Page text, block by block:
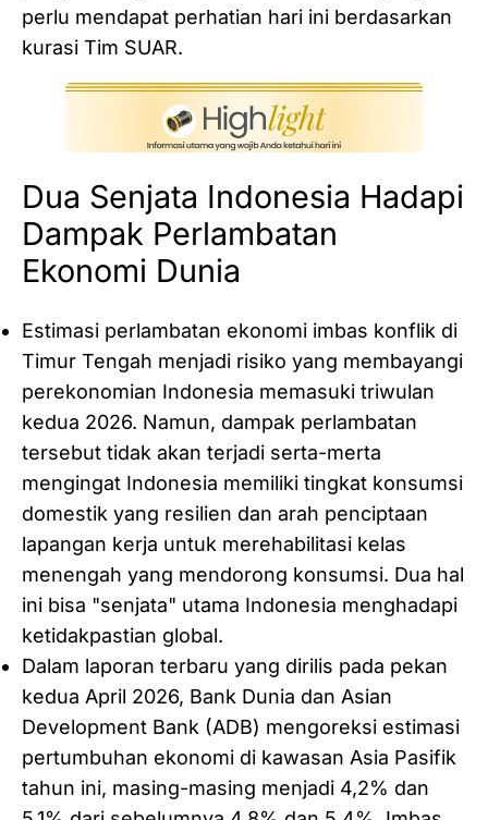
perlu mendapat perhatian hari ini berdasarkan
kurasi Tim SUAR.
Dua Senjata Indonesia Hadapi
Dampak Perlambatan
Ekonomi Dunia
Estimasi perlambatan ekonomi imbas konflik di
Timur Tengah menjadi risiko yang membayangi
perekonomian Indonesia memasuki triwulan
kedua 2026. Namun, dampak perlambatan
tersebut tidak akan terjadi serta-merta
mengingat Indonesia memiliki tingkat konsumsi
domestik yang resilien dan arah penciptaan
lapangan kerja untuk merehabilitasi kelas
menengah yang mendorong konsumsi. Dua hal
ini bisa "senjata" utama Indonesia menghadapi
ketidakpastian global.
Dalam laporan terbaru yang dirilis pada pekan
kedua April 2026, Bank Dunia dan Asian
Development Bank (ADB) mengoreksi estimasi
pertumbuhan ekonomi di kawasan Asia Pasifik
tahun ini, masing-masing menjadi 4,2% dan